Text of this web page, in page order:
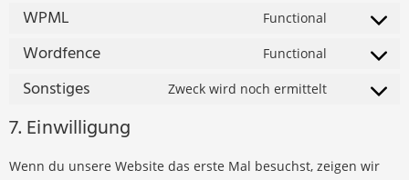
WPML Functional
Wordfence Functional
Sonstiges Zweck wird noch ermittelt
7. Einwilligung
Wenn du unsere Website das erste Mal besuchst, zeigen wir